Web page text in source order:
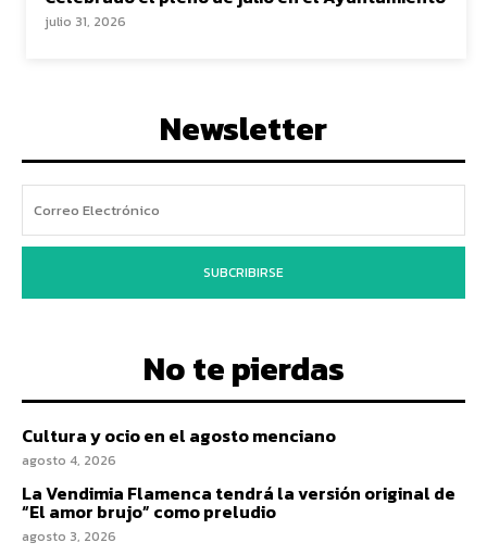
julio 31, 2026
Newsletter
SUBCRIBIRSE
No te pierdas
Cultura y ocio en el agosto menciano
agosto 4, 2026
La Vendimia Flamenca tendrá la versión original de
“El amor brujo” como preludio
agosto 3, 2026